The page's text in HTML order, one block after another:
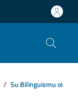
Su Bilinguismu oi